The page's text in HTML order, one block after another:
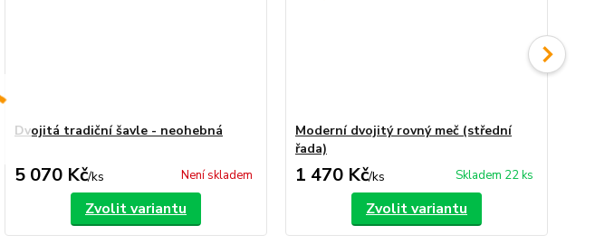
Dvojitá tradiční šavle - neohebná
5 070 Kč/ks Není skladem
Zvolit variantu
Moderní dvojitý rovný meč (střední
řada)
1 470 Kč/ks Skladem 22 ks
Zvolit variantu